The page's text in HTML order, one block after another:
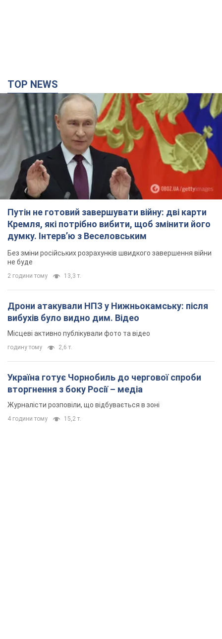
TOP NEWS
Путін не готовий завершувати війну: дві карти
Кремля, які потрібно вибити, щоб змінити його
думку. Інтерв’ю з Веселовським
Без зміни російських розрахунків швидкого завершення війни
не буде
2 години тому 13,3 т.
Дрони атакували НПЗ у Нижньокамську: після
вибухів було видно дим. Відео
Місцеві активно публікували фото та відео
годину тому 2,6 т.
Україна готує Чорнобиль до чергової спроби
вторгнення з боку Росії – медіа
Журналісти розповіли, що відбувається в зоні
4 години тому 15,2 т.